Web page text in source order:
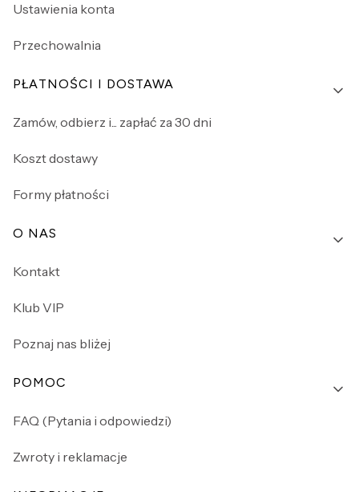
Ustawienia konta
Przechowalnia
PŁATNOŚCI I DOSTAWA
Zamów, odbierz i... zapłać za 30 dni
Koszt dostawy
Formy płatności
O NAS
Kontakt
Klub VIP
Poznaj nas bliżej
POMOC
FAQ (Pytania i odpowiedzi)
Zwroty i reklamacje